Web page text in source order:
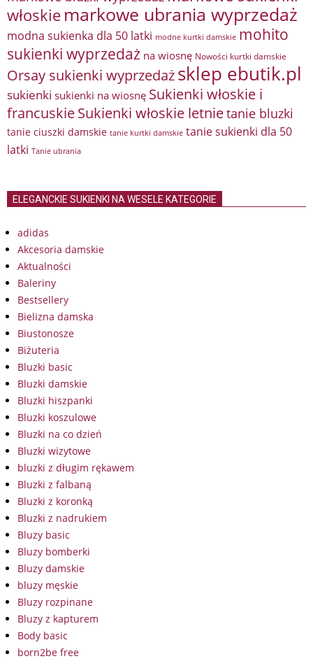
włoskie markowe ubrania wyprzedaż
modna sukienka dla 50 latki modne kurtki damskie mohito
sukienki wyprzedaż na wiosnę Nowości kurtki damskie
Orsay sukienki wyprzedażsklep ebutik.pl
sukienki sukienki na wiosnę Sukienki włoskie i
francuskieSukienki włoskie letnietanie bluzki
tanie ciuszki damskie tanie kurtki damskie tanie sukienki dla 50
latki Tanie ubrania
ELEGANCKIE SUKIENKI NA WESELE KATEGORIE
adidas
Akcesoria damskie
Aktualności
Baleriny
Bestsellery
Bielizna damska
Biustonosze
Biżuteria
Bluzki basic
Bluzki damskie
Bluzki hiszpanki
Bluzki koszulowe
Bluzki na co dzień
Bluzki wizytowe
bluzki z długim rękawem
Bluzki z falbaną
Bluzki z koronką
Bluzki z nadrukiem
Bluzy basic
Bluzy bomberki
Bluzy damskie
bluzy męskie
Bluzy rozpinane
Bluzy z kapturem
Body basic
born2be free